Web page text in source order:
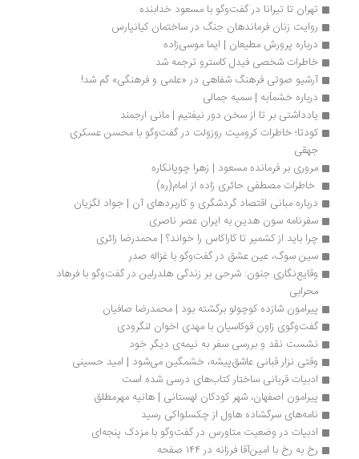
تهران تا تیرانا در گفت‌وگو با مسعود خدابنده
روایت زنان فرماندهان جنگ در ساختمان کیانپارس
درباره پرورش مطیعان | ایما موسی‌زاده
خاطرات شخصی فیدل کاسترو ترجمه شد
آرشیو صوتی فرهنگ شفاهی در «علمی ‌و فرهنگی» گم شد!
درباره خشمآبه | سمیه جمالی
یادداشتی بر تا از سخن دور نیفتیم | مانی ارجمند
جهقی
مروری بر فرمانده مسعود | زهرا چوپانکاره
خاطرات مصطفی حائری زاده از امام(ره)
درباره مبانی اقتصاد گردشگری و کاربردهای آن | جواد لگزیان
سفرنامه سون هدین به ایران عصر ناصری
چرا بايد از کشمیر تا کاراکاس را خواند؟ | محمدرضا زائری
سین سوگ، عین عشق در گفت‌وگو با غزاله صدر
محرابی
پیرامون شازده کوچولو برگشته بود | محمدرضا صافیان
گفت‌وگوی زاون قوکاسیان با مهدی اخوان لنگرودی
نشست نقد و بررسی سفر به نیمه‌ی دیگر خود
وقتی نزار قبانی عاشق‌پیشه، خشمگین می‌شود | امید حسینی
ادبیات قربانی ساختار کتاب‌های درسی شده است
پیرامون اصفهان، شهر کودکان لهستانی | هانیه مهرمطلق
نامه‌های سرگشاده هاول از چکسلواکی رسید
ادبیات در وضعیت متاورس در گفت‌وگو با مزدک پنجه‌ای
رخ به رخ با امین‌آقا فرزانه در ۱۴۴ صفحه